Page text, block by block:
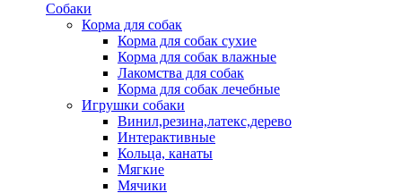
Собаки
Корма для собак
Корма для собак сухие
Корма для собак влажные
Лакомства для собак
Корма для собак лечебные
Игрушки собаки
Винил,резина,латекс,дерево
Интерактивные
Кольца, канаты
Мягкие
Мячики